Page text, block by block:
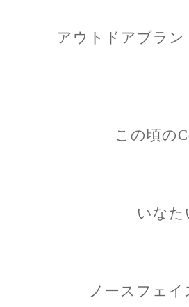
アウトドアブラ
この頃の
いなた
ノースフェ